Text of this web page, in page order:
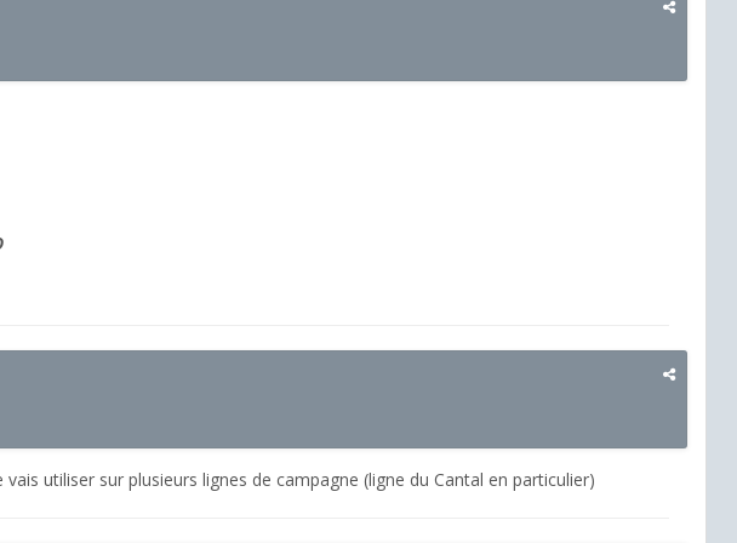
utiliser sur plusieurs lignes de campagne (ligne du Cantal en particulier)